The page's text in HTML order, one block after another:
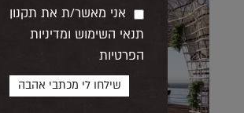
אני מאשר/ת את תקנון
תנאי השימוש ומדיניות
הפרטיות